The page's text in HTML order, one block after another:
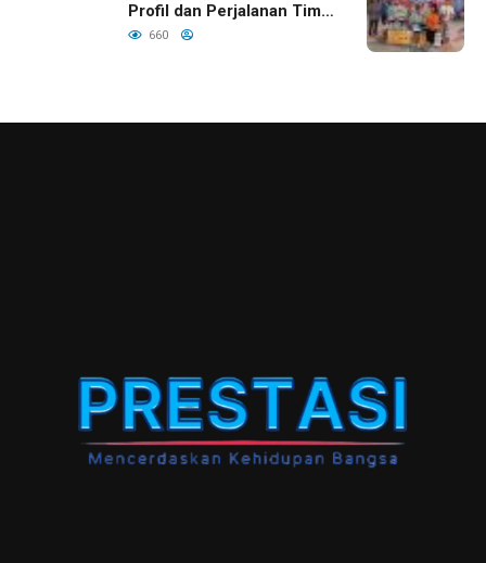
Profil dan Perjalanan Tim
Basket SDN Kepatihan III
660